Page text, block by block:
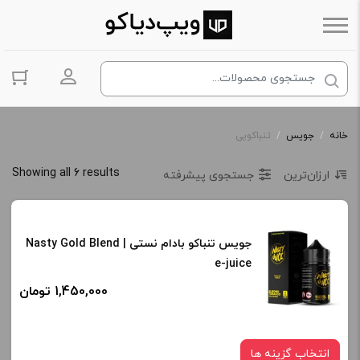
ورود به
خانه / جویس / تنباکویی
Showing all 6 results ارزان‌ترین جستجوی پیشرفته
جویس تنباکو بادام نستی | Nasty Gold Blend
e-juice
1,450,000 تومان
انتخاب گزینه ها